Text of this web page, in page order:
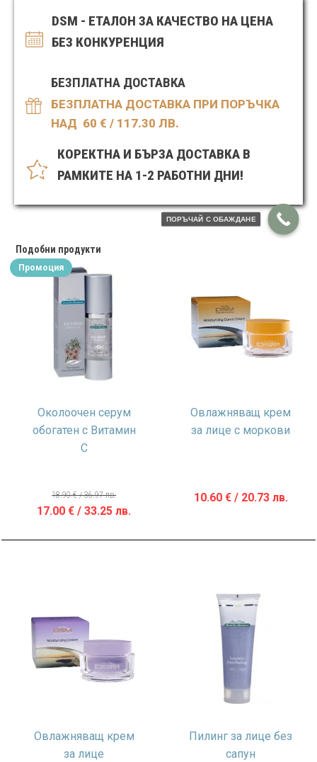
мазна
кожа
DSM - ЕТАЛОН ЗА КАЧЕСТВО НА ЦЕНА
БЕЗ КОНКУРЕНЦИЯ
БЕЗПЛАТНА ДОСТАВКА
БЕЗПЛАТНА ДОСТАВКА ПРИ ПОРЪЧКА
НАД 60 € / 117.30 ЛВ.
КОРЕКТНА И БЪРЗА ДОСТАВКА В
РАМКИТЕ НА 1-2 РАБОТНИ ДНИ!
Подобни продукти
Промоция
Oколоочен серум
обогатен с Витамин
С
18.90€/ 36.97 лв.
Original
17.00€ / 33.25 лв.
Овлажняващ крем
за лице с моркови
10.60 €/ 20.73 лв.
Овлажняващ крем
за лице
Пилинг за лице без
сапун
ПОРЪЧАЙ С ОБАЖДАНЕ